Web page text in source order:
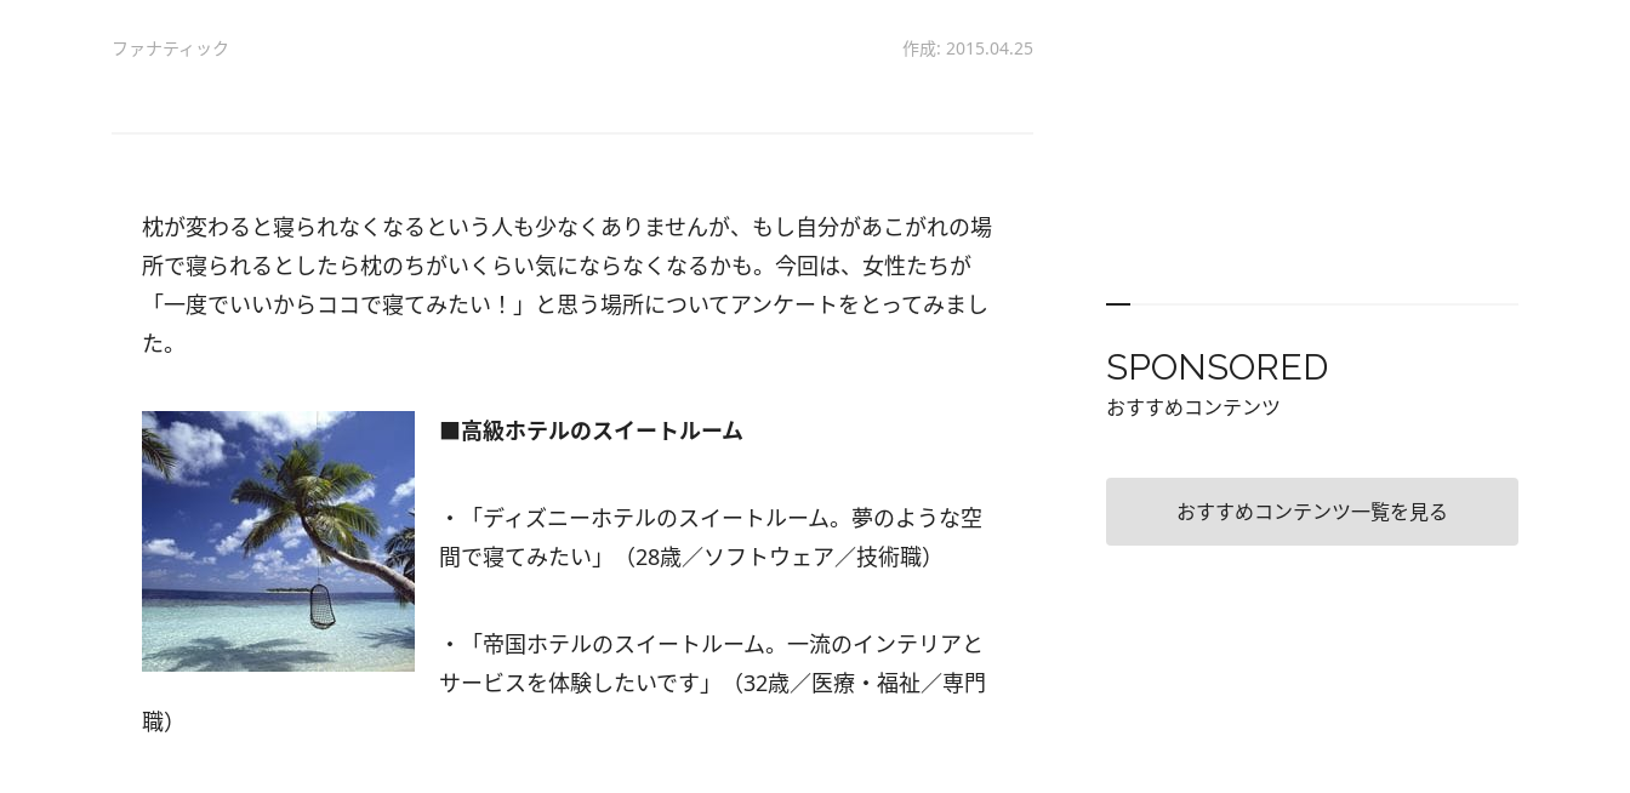
ファナティック 作成: 2015.04.25
枕が変わると寝られなくなるという人も少なくありませんが、もし自分があこがれの場
所で寝られるとしたら枕のちがいくらい気にならなくなるかも。今回は、女性たちが
「一度でいいからココで寝てみたい！」と思う場所についてアンケートをとってみまし
た。
■高級ホテルのスイートルーム
・「ディズニーホテルのスイートルーム。夢のような空
間で寝てみたい」（28歳／ソフトウェア／技術職）
・「帝国ホテルのスイートルーム。一流のインテリアと
サービスを体験したいです」（32歳／医療・福祉／専門
職）
SPONSORED
おすすめコンテンツ
おすすめコンテンツ一覧を見る